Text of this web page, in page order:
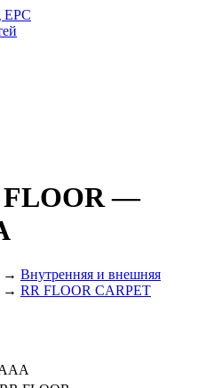
FLOOR—
→ Внутренняя и внешняя
→ RR FLOOR CARPET